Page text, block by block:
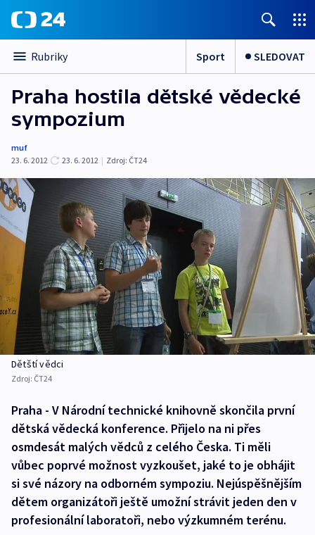
Rubriky Sport SLEDOVAT
Praha hostila dětské vědecké
sympozium
muf
23. 6. 2012
23. 6. 2012 | Zdroj: ČT24
Dětští vědci
Zdroj: ČT24
Praha - V Národní technické knihovně skončila první
dětská vědecká konference. Přijelo na ni přes
osmdesát malých vědců z celého Česka. Ti měli
vůbec poprvé možnost vyzkoušet, jaké to je obhájit
si své názory na odborném sympoziu. Nejúspěšnějším
dětem organizátoři ještě umožní strávit jeden den v
profesionální laboratoři, nebo výzkumném terénu.